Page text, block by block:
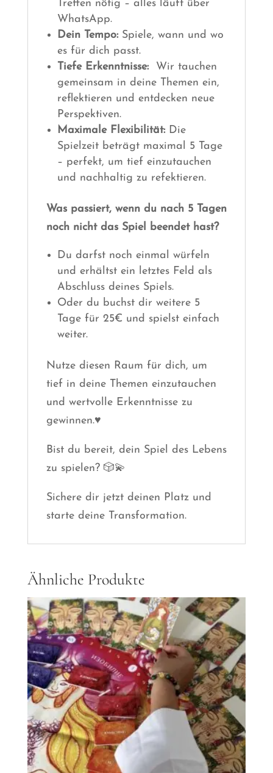
Treffen nötig – alles läuft über
WhatsApp.
Dein Tempo: Spiele, wann und wo
es für dich passt.
Tiefe Erkenntnisse: Wir tauchen
gemeinsam in deine Themen ein,
reflektieren und entdecken neue
Perspektiven.
Maximale Flexibilität: Die
Spielzeit beträgt maximal 5 Tage
– perfekt, um tief einzutauchen
und nachhaltig zu refektieren.
Was passiert, wenn du nach 5 Tagen
noch nicht das Spiel beendet hast?
Du darfst noch einmal würfeln
und erhältst ein letztes Feld als
Abschluss deines Spiels.
Oder du buchst dir weitere 5
Tage für 25€ und spielst einfach
weiter.
Nutze diesen Raum für dich, um
tief in deine Themen einzutauchen
und wertvolle Erkenntnisse zu
gewinnen.♥️
Bist du bereit, dein Spiel des Lebens
zu spielen? 🎲💫
Sichere dir jetzt deinen Platz und
starte deine Transformation.
Ähnliche Produkte